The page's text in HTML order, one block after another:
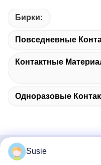
Бирки:
Повседневные
Контактные
Одноразовые
Быстрый контакт
Susie